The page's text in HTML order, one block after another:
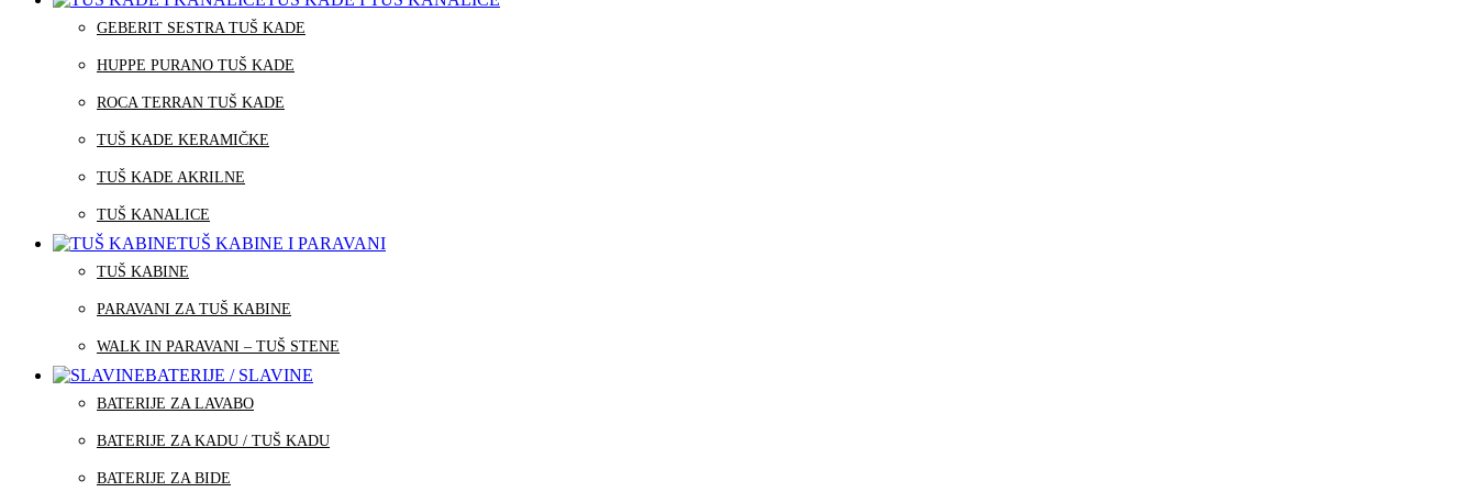
GEBERIT SESTRA TUŠ KADE
HUPPE PURANO TUŠ KADE
ROCA TERRAN TUŠ KADE
TUŠ KADE KERAMIČKE
TUŠ KADE AKRILNE
TUŠ KANALICE
TUŠ KABINE I PARAVANI
TUŠ KABINE
PARAVANI ZA TUŠ KABINE
WALK IN PARAVANI – TUŠ STENE
BATERIJE / SLAVINE
BATERIJE ZA LAVABO
BATERIJE ZA KADU / TUŠ KADU
BATERIJE ZA BIDE